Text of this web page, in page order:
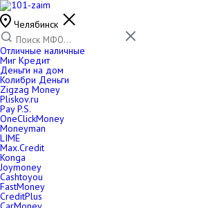
Челябинск
Отличные наличные
Миг Кредит
Деньги на дом
Колибри Деньги
Zigzag Money
Pliskov.ru
Pay P.S.
OneClickMoney
Moneyman
LIME
Max.Credit
Konga
Joymoney
Cashtoyou
FastMoney
CreditPlus